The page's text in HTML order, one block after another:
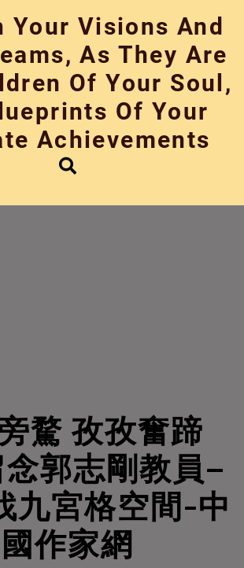
Your Visions And
As They Are
Of Your Soul,
Of Your
Achievements
騖 孜孜奮蹄
郭志剛教員–
九宮格空間-中
國作家網